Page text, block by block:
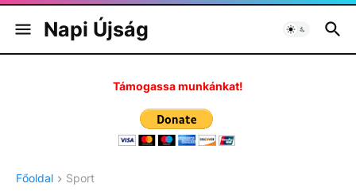
Napi Újság
Támogassa munkánkat!
Főoldal Sport